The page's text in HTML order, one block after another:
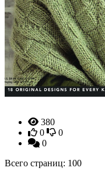
380
0
0
0
Всего страниц: 100